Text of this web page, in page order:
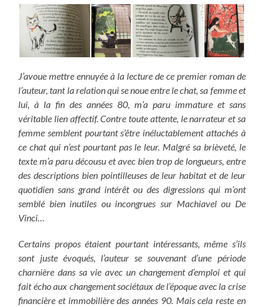
J’avoue mettre ennuyée à la lecture de ce premier roman de
l’auteur, tant la relation qui se noue entre le chat, sa femme et
lui, à la fin des années 80, m’a paru immature et sans
véritable lien affectif. Contre toute attente, le narrateur et sa
femme semblent pourtant s’être inéluctablement attachés à
ce chat qui n’est pourtant pas le leur. Malgré sa brièveté, le
texte m’a paru décousu et avec bien trop de longueurs, entre
des descriptions bien pointilleuses de leur habitat et de leur
quotidien sans grand intérêt ou des digressions qui m’ont
semblé bien inutiles ou incongrues sur Machiavel ou De
Vinci…
Certains propos étaient pourtant intéressants, même s’ils
sont juste évoqués, l’auteur se souvenant d’une période
charnière dans sa vie avec un changement d’emploi et qui
fait écho aux changement sociétaux de l’époque avec la crise
financière et immobilière des années 90. Mais cela reste en